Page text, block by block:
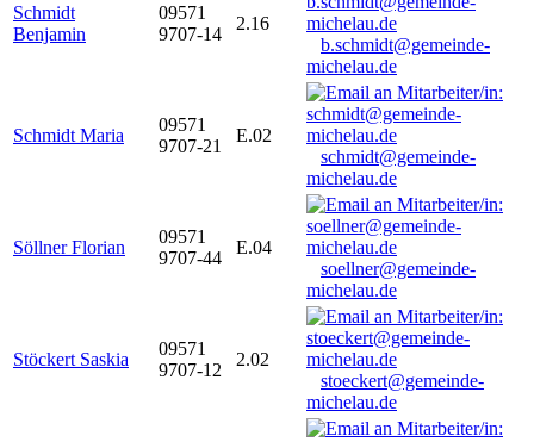
Schmidt
Benjamin
09571
9707-14
2.16
b.schmidt@gemeinde-
michelau.de
Schmidt Maria
09571
9707-21
E.02
schmidt@gemeinde-
michelau.de
Söllner Florian
09571
9707-44
E.04
soellner@gemeinde-
michelau.de
Stöckert Saskia
09571
9707-12
2.02
stoeckert@gemeinde-
michelau.de